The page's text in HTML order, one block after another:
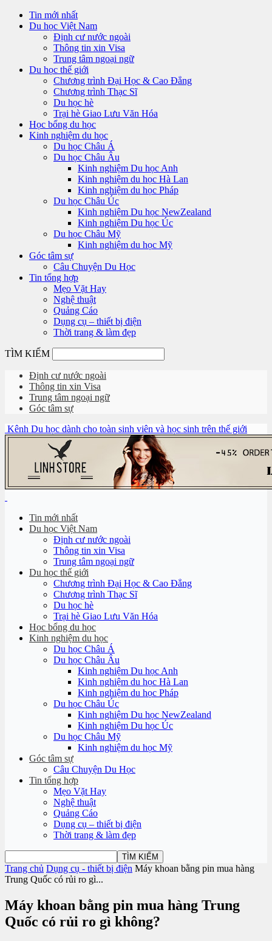
Tin mới nhất
Du học Việt Nam
Định cư nước ngoài
Thông tin xin Visa
Trung tâm ngoại ngữ
Du học thế giới
Chương trình Đại Học & Cao Đẳng
Chương trình Thạc Sĩ
Du học hè
Trại hè Giao Lưu Văn Hóa
Học bổng du học
Kinh nghiệm du học
Du học Châu Á
Du học Châu Âu
Kinh nghiệm Du học Anh
Kinh nghiệm du học Hà Lan
Kinh nghiệm du học Pháp
Du học Châu Úc
Kinh nghiệm Du học NewZealand
Kinh nghiệm Du học Úc
Du học Châu Mỹ
Kinh nghiệm du học Mỹ
Góc tâm sự
Câu Chuyện Du Học
Tin tổng hợp
Mẹo Vặt Hay
Nghệ thuật
Quảng Cáo
Dụng cụ – thiết bị điện
Thời trang & làm đẹp
TÌM KIẾM
Định cư nước ngoài
Thông tin xin Visa
Trung tâm ngoại ngữ
Góc tâm sự
Kênh Du học dành cho toàn sinh viên và học sinh trên thế giới
Tin mới nhất
Du học Việt Nam
Định cư nước ngoài
Thông tin xin Visa
Trung tâm ngoại ngữ
Du học thế giới
Chương trình Đại Học & Cao Đẳng
Chương trình Thạc Sĩ
Du học hè
Trại hè Giao Lưu Văn Hóa
Học bổng du học
Kinh nghiệm du học
Du học Châu Á
Du học Châu Âu
Kinh nghiệm Du học Anh
Kinh nghiệm du học Hà Lan
Kinh nghiệm du học Pháp
Du học Châu Úc
Kinh nghiệm Du học NewZealand
Kinh nghiệm Du học Úc
Du học Châu Mỹ
Kinh nghiệm du học Mỹ
Góc tâm sự
Câu Chuyện Du Học
Tin tổng hợp
Mẹo Vặt Hay
Nghệ thuật
Quảng Cáo
Dụng cụ – thiết bị điện
Thời trang & làm đẹp
Trang chủ Dụng cụ - thiết bị điện Máy khoan bằng pin mua hàng
Trung Quốc có rủi ro gì...
Máy khoan bằng pin mua hàng Trung
Quốc có rủi ro gì không?